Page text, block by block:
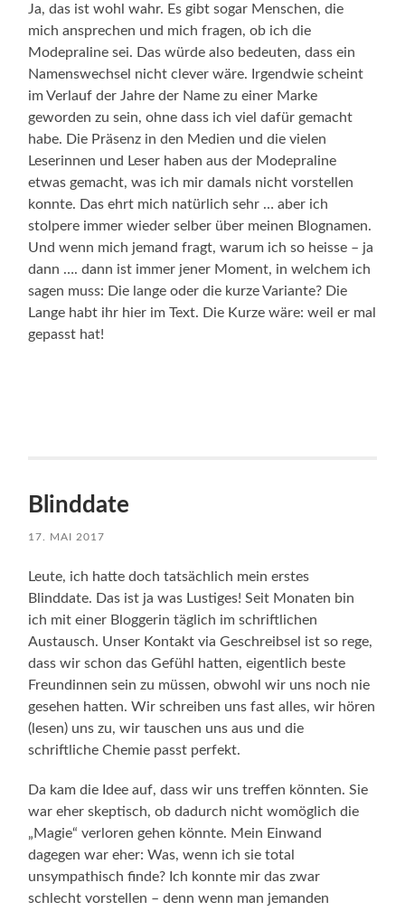
Ja, das ist wohl wahr. Es gibt sogar Menschen, die
mich ansprechen und mich fragen, ob ich die
Modepraline sei. Das würde also bedeuten, dass ein
Namenswechsel nicht clever wäre. Irgendwie scheint
im Verlauf der Jahre der Name zu einer Marke
geworden zu sein, ohne dass ich viel dafür gemacht
habe. Die Präsenz in den Medien und die vielen
Leserinnen und Leser haben aus der Modepraline
etwas gemacht, was ich mir damals nicht vorstellen
konnte. Das ehrt mich natürlich sehr … aber ich
stolpere immer wieder selber über meinen Blognamen.
Und wenn mich jemand fragt, warum ich so heisse – ja
dann …. dann ist immer jener Moment, in welchem ich
sagen muss: Die lange oder die kurze Variante? Die
Lange habt ihr hier im Text. Die Kurze wäre: weil er mal
gepasst hat!
Blinddate
17. MAI 2017
Leute, ich hatte doch tatsächlich mein erstes
Blinddate. Das ist ja was Lustiges! Seit Monaten bin
ich mit einer Bloggerin täglich im schriftlichen
Austausch. Unser Kontakt via Geschreibsel ist so rege,
dass wir schon das Gefühl hatten, eigentlich beste
Freundinnen sein zu müssen, obwohl wir uns noch nie
gesehen hatten. Wir schreiben uns fast alles, wir hören
(lesen) uns zu, wir tauschen uns aus und die
schriftliche Chemie passt perfekt.
Da kam die Idee auf, dass wir uns treffen könnten. Sie
war eher skeptisch, ob dadurch nicht womöglich die
„Magie“ verloren gehen könnte. Mein Einwand
dagegen war eher: Was, wenn ich sie total
unsympathisch finde? Ich konnte mir das zwar
schlecht vorstellen – denn wenn man jemanden